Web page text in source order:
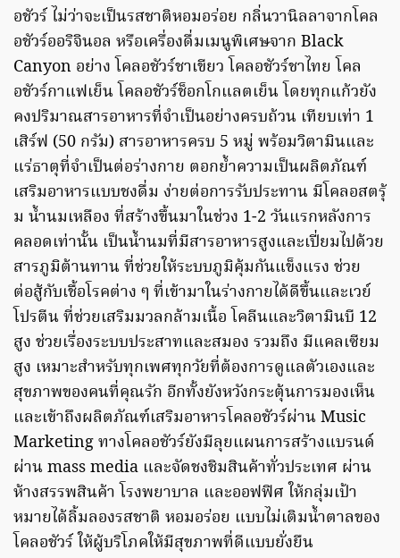
อชัวร์ ไม่ว่าจะเป็นรสชาติหอมอร่อย กลิ่นวานิลลาจากโคล
อชัวร์ออริจินอล หรือเครื่องดื่มเมนูพิเศษจาก Black
Canyon อย่าง โคลอชัวร์ชาเขียว โคลอชัวร์ชาไทย โคล
อชัวร์กาแฟเย็น โคลอชัวร์ช็อกโกแลตเย็น โดยทุกแก้วยัง
คงปริมาณสารอาหารที่จำเป็นอย่างครบถ้วน เทียบเท่า 1
เสิร์ฟ (50 กรัม) สารอาหารครบ 5 หมู่ พร้อมวิตามินและ
แร่ธาตุที่จำเป็นต่อร่างกาย ตอกย้ำความเป็นผลิตภัณฑ์
เสริมอาหารแบบชงดื่ม ง่ายต่อการรับประทาน มีโคลอสตรุ้
ม น้ำนมเหลือง ที่สร้างขึ้นมาในช่วง 1-2 วันแรกหลังการ
คลอดเท่านั้น เป็นน้ำนมที่มีสารอาหารสูงและเปี่ยมไปด้วย
สารภูมิต้านทาน ที่ช่วยให้ระบบภูมิคุ้มกันแข็งแรง ช่วย
ต่อสู้กับเชื้อโรคต่าง ๆ ที่เข้ามาในร่างกายได้ดีขึ้นและเวย์
โปรตีน ที่ช่วยเสริมมวลกล้ามเนื้อ โคลีนและวิตามินบี 12
สูง ช่วยเรื่องระบบประสาทและสมอง รวมถึง มีแคลเซียม
สูง เหมาะสำหรับทุกเพศทุกวัยที่ต้องการดูแลตัวเองและ
สุขภาพของคนที่คุณรัก อีกทั้งยังหวังกระตุ้นการมองเห็น
และเข้าถึงผลิตภัณฑ์เสริมอาหารโคลอชัวร์ผ่าน Music
Marketing ทางโคลอชัวร์ยังมีลุยแผนการสร้างแบรนด์
ผ่าน mass media และจัดชงชิมสินค้าทั่วประเทศ ผ่าน
ห้างสรรพสินค้า โรงพยาบาล และออฟฟิศ ให้กลุ่มเป้า
หมายได้ลิ้มลองรสชาติ หอมอร่อย แบบไม่เติมน้ำตาลของ
โคลอชัวร์ ให้ผู้บริโภคให้มีสุขภาพที่ดีแบบยั่งยืน